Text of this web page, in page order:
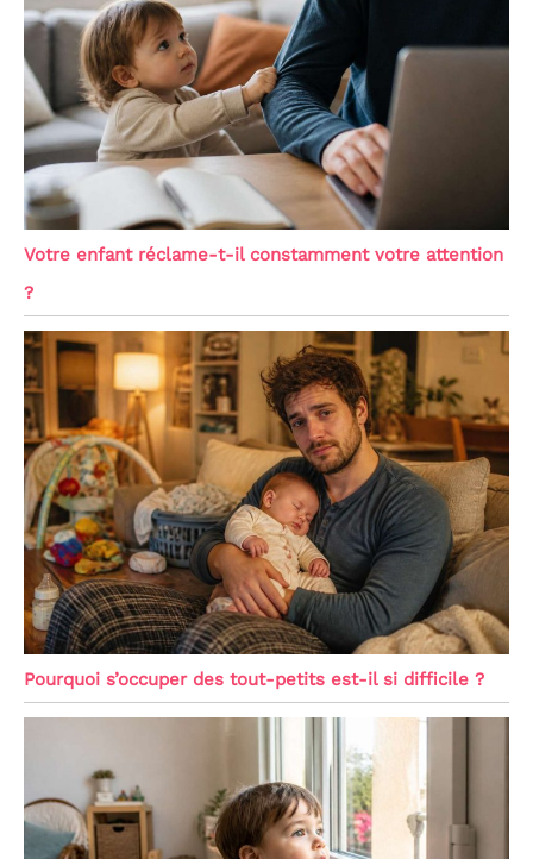
Votre enfant réclame-t-il constamment votre attention
?
Pourquoi s’occuper des tout-petits est-il si difficile ?